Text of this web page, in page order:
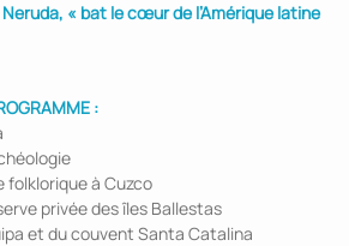
« bat le cœur de l’Amérique latine
:
folklorique à Cuzco
privée des îles Ballestas
et du couvent Santa Catalina